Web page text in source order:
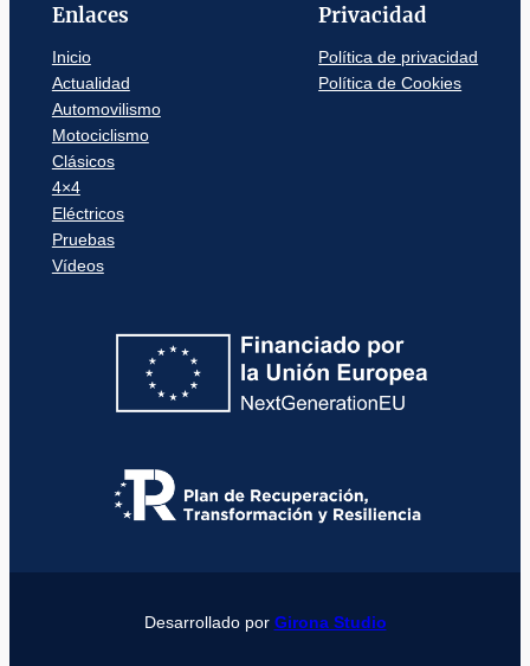
Enlaces
Inicio
Actualidad
Automovilismo
Motociclismo
Clásicos
4×4
Eléctricos
Pruebas
Vídeos
Privacidad
Política de privacidad
Política de Cookies
Desarrollado por Girona Studio